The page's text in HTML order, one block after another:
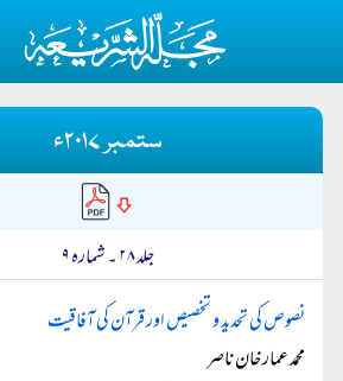
ستمبر ۲۰۱۷ء
جلد ۲۸ ۔ شمارہ ۹
نصوص کی تحدید و تخصیص اور قرآن کی آفاقیت
محمد عمار خان ناصر